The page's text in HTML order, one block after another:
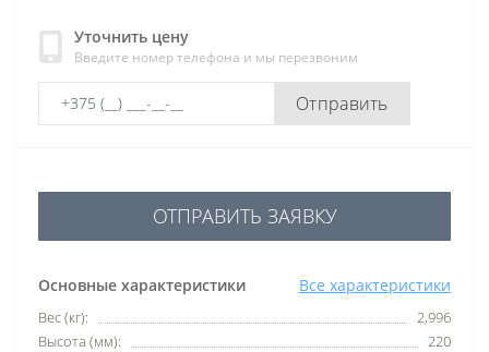
Уточнить цену
Введите номер телефона и мы перезвоним
Отправить
Основные характеристики Все характеристики
Вес (кг):
2,996
Высота (мм):
220
ОТПРАВИТЬ ЗАЯВКУ